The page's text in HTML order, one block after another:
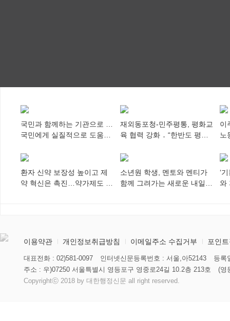
국민과 함께하는 기관으로 …
국민에게 실질적으로 도움이
재외동포청-민주평통, 평화교
육 협력 강화 ․ “한반도 평화,
다”
이
노
환자 신약 보장성 높이고 제
약 혁신은 촉진…약가제도 개
소년원 학생, 멘토와 멘티가
함께 그려가는 새로운 내일
‘
와
이용약관 개인정보취급방침 이메일주소 수집거부 포인
대표전화 : 02)581-0097 인터넷신문등록번호 : 서울,아52143
등록
주소 : 우)07250 서울특별시 영등포구 영중로24길 10.2층 213호
(영
Copyrightⓒ 2018 by 대한행정신문 all right reserved.